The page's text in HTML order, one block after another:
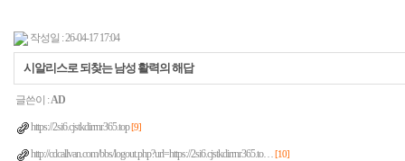
작성일 : 26-04-17 17:04
시알리스로 되찾는 남성 활력의 해답
글쓴이 :AD
https://2si6.cjstkdirrnr365.top[9]
http://cdcallvan.com/bbs/logout.php?url=https://2si6.cjstkdirrnr365.to…[10]